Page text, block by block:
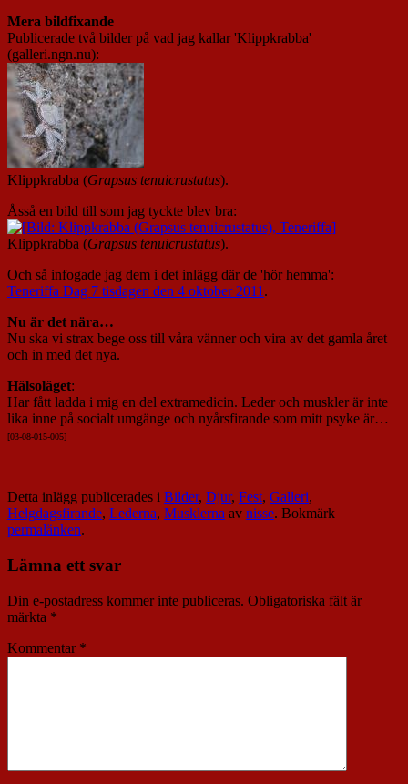
Mera bildfixande
Publicerade två bilder på vad jag kallar 'Klippkrabba'
(galleri.ngn.nu):
Klippkrabba (Grapsus tenuicrustatus).
Åsså en bild till som jag tyckte blev bra:
Klippkrabba (Grapsus tenuicrustatus).
Och så infogade jag dem i det inlägg där de 'hör hemma':
Teneriffa Dag 7 tisdagen den 4 oktober 2011.
Nu är det nära…
Nu ska vi strax bege oss till våra vänner och vira av det gamla året
och in med det nya.
Hälsoläget:
Har fått ladda i mig en del extramedicin. Leder och muskler är inte
lika inne på socialt umgänge och nyårsfirande som mitt psyke är…
[03-08-015-005]
Detta inlägg publicerades i Bilder, Djur, Fest, Galleri,
Helgdagsfirande, Lederna, Musklerna av nisse. Bokmärk
permalänken.
Lämna ett svar
Din e-postadress kommer inte publiceras. Obligatoriska fält är
märkta *
Kommentar *